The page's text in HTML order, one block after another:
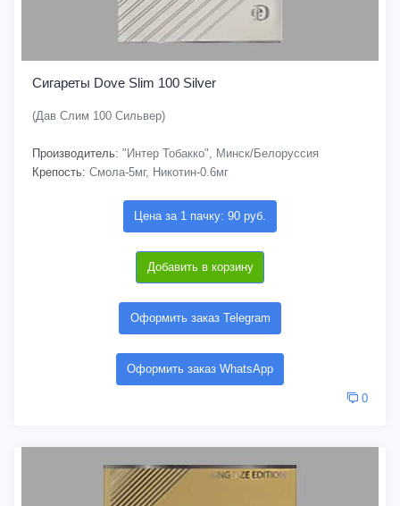
Сигареты Dove Slim 100 Silver
(Дав Слим 100 Сильвер)
Производитель: "Интер Тобакко", Минск/Белоруссия
Крепость: Смола-5мг, Никотин-0.6мг
Цена за 1 пачку: 90 руб.
Добавить в корзину
Оформить заказ Telegram
Оформить заказ WhatsApp
0